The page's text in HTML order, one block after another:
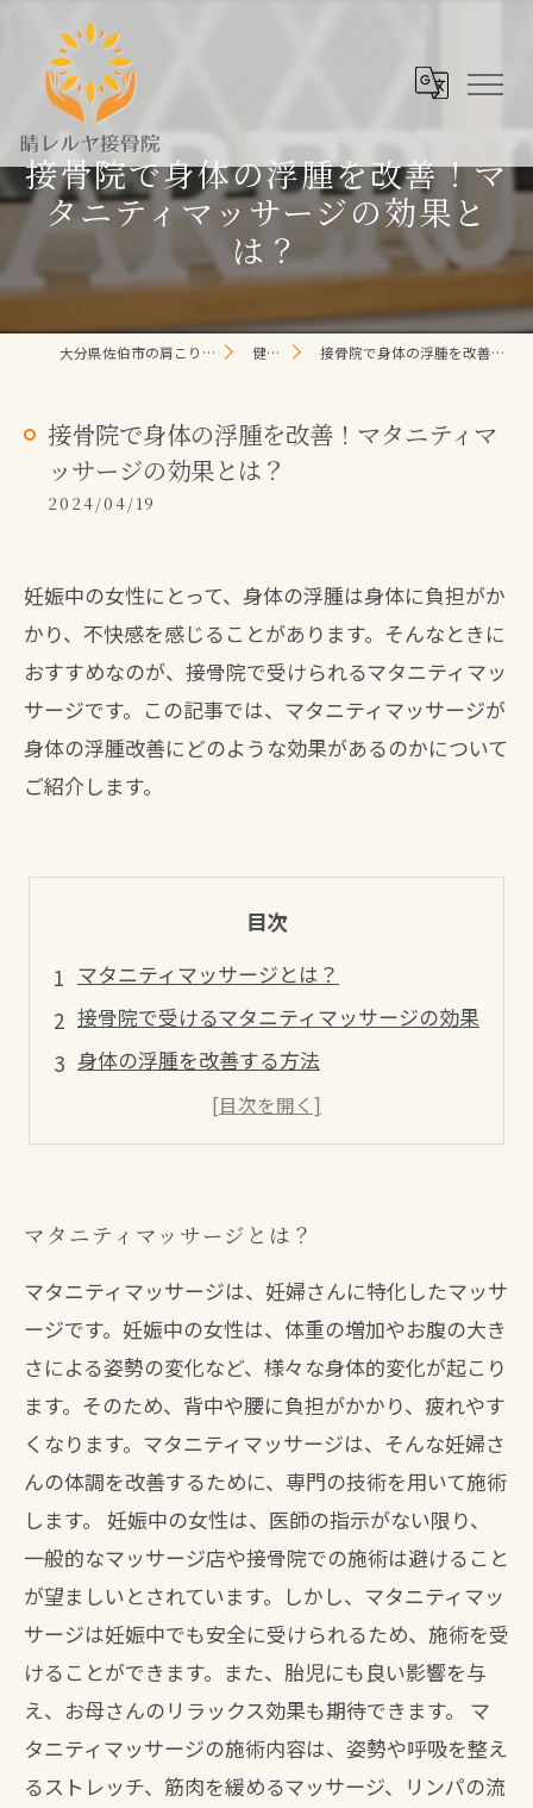
接骨院で身体の浮腫を改善！マ
タニティマッサージの効果と
は？
大分県佐伯市の肩こり/頭痛/腰痛 なら晴レルヤ整体院 健康コラム 接骨院で身体の浮腫を改善！マタニティマッサージの効果とは？
接骨院で身体の浮腫を改善！マタニティマ
ッサージの効果とは？
2024/04/19
妊娠中の女性にとって、身体の浮腫は身体に負担がか
かり、不快感を感じることがあります。そんなときに
おすすめなのが、接骨院で受けられるマタニティマッ
サージです。この記事では、マタニティマッサージが
身体の浮腫改善にどのような効果があるのかについて
ご紹介します。
目次
マタニティマッサージとは？
接骨院で受けるマタニティマッサージの効果
身体の浮腫を改善する方法
マタニティマッサージの施術内容
注意点や予約の方法について
マタニティマッサージとは？
マタニティマッサージは、妊婦さんに特化したマッサ
ージです。妊娠中の女性は、体重の増加やお腹の大き
さによる姿勢の変化など、様々な身体的変化が起こり
ます。そのため、背中や腰に負担がかかり、疲れやす
くなります。マタニティマッサージは、そんな妊婦さ
んの体調を改善するために、専門の技術を用いて施術
します。 妊娠中の女性は、医師の指示がない限り、
一般的なマッサージ店や接骨院での施術は避けること
が望ましいとされています。しかし、マタニティマッ
サージは妊娠中でも安全に受けられるため、施術を受
けることができます。また、胎児にも良い影響を与
え、お母さんのリラックス効果も期待できます。 マ
タニティマッサージの施術内容は、姿勢や呼吸を整え
るストレッチ、筋肉を緩めるマッサージ、リンパの流